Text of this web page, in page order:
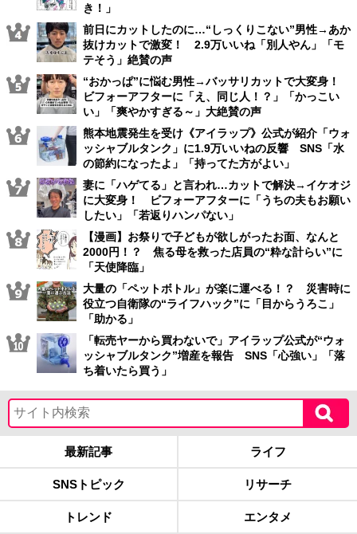
き！」
前日にカットしたのに…“しっくりこない”男性→あか
抜けカットで激変！ 2.9万いいね「別人やん」「モ
テそう」絶賛の声
“おかっぱ”に悩む男性→バッサリカットで大変身！
ビフォーアフターに「え、同じ人！？」「かっこい
い」「爽やかすぎる～」大絶賛の声
熊本地震発生を受け《アイラップ》公式が紹介「ウォ
ッシャブルタンク」に1.9万いいねの反響 SNS「水
の節約になったよ」「持ってた方がよい」
妻に「ハゲてる」と言われ…カットで解決→イケオジ
に大変身！ ビフォーアフターに「うちの夫もお願い
したい」「若返りハンパない」
【漫画】お祭りで子どもが欲しがったお面、なんと
2000円！？ 焦る母を救った店員の“粋な計らい”に
「天使降臨」
大量の「ペットボトル」が楽に運べる！？ 災害時に
役立つ自衛隊の“ライフハック”に「目からうろこ」
「助かる」
「転売ヤーから買わないで」アイラップ公式が“ウォ
ッシャブルタンク”増産を報告 SNS「心強い」「落
ち着いたら買う」
最新記事 ライフ
SNSトピック リサーチ
トレンド エンタメ